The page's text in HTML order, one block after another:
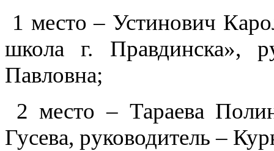
1 место – Устинович
школа г. Правдинска»,
Павловна;
2 место – Тараева
Гусева, руководитель –